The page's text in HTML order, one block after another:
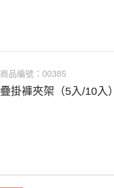
商品編號：00385
疊掛褲夾架（5入/10入）